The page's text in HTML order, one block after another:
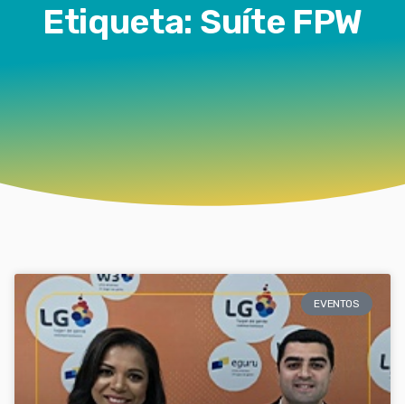
Etiqueta: Suíte FPW
EVENTOS